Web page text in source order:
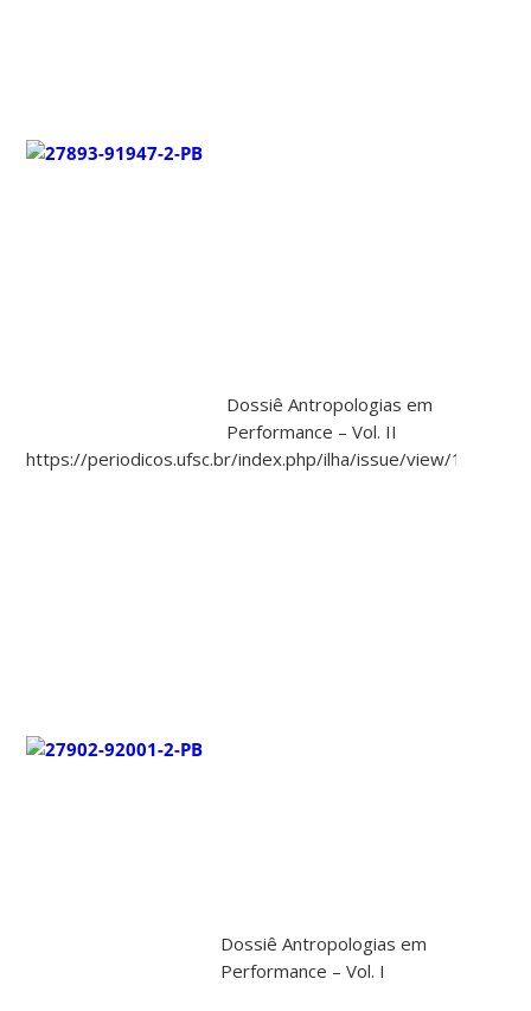
Dossiê Antropologias em
Performance – Vol. II
https://periodicos.ufsc.br/index.php/ilha/issue/view/1961
Dossiê Antropologias em
Performance – Vol. I